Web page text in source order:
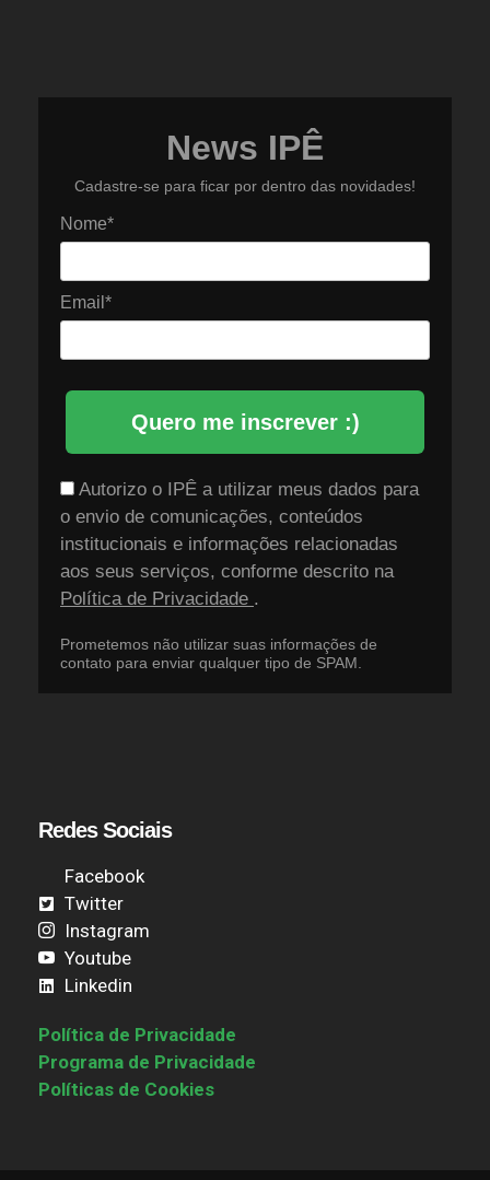
News IPÊ
Cadastre-se para ficar por dentro das novidades!
Nome*
Email*
Quero me inscrever :)
Autorizo o IPÊ a utilizar meus dados para
o envio de comunicações, conteúdos
institucionais e informações relacionadas
aos seus serviços, conforme descrito na
Política de Privacidade .
Prometemos não utilizar suas informações de
contato para enviar qualquer tipo de SPAM.
Redes Sociais
Facebook
Twitter
Instagram
Youtube
Linkedin
Política de Privacidade
Programa de Privacidade
Políticas de Cookies